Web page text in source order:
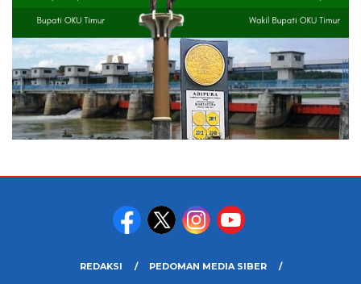
REDAKSI
PEDOMAN MEDIA SIBER